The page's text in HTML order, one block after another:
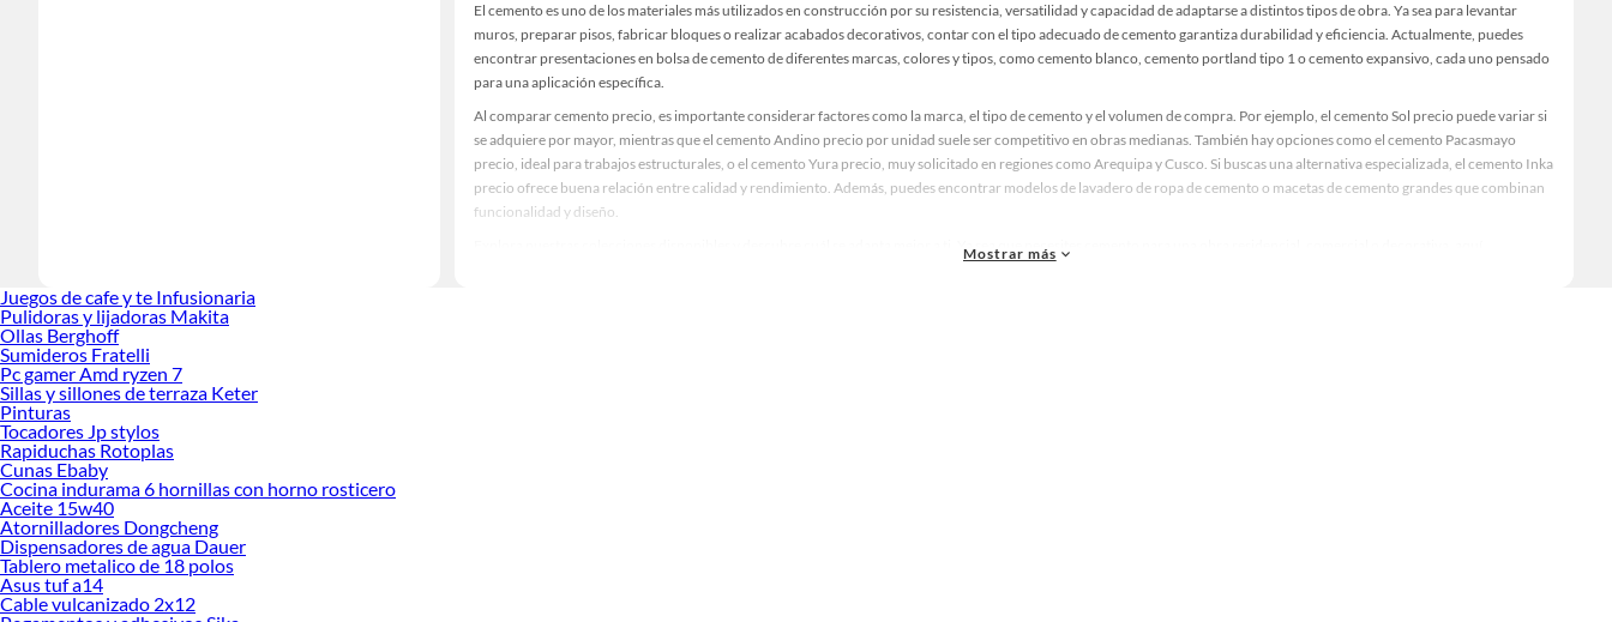
El cemento es uno de los materiales más utilizados en construcción por su resistencia, versatilidad y capacidad de adaptarse a distintos tipos de obra. Ya sea para levantar
muros, preparar pisos, fabricar bloques o realizar acabados decorativos, contar con el tipo adecuado de cemento garantiza durabilidad y eficiencia. Actualmente, puedes
encontrar presentaciones en bolsa de cemento de diferentes marcas, colores y tipos, como cemento blanco, cemento portland tipo 1 o cemento expansivo, cada uno pensado
para una aplicación específica.
Al comparar cemento precio, es importante considerar factores como la marca, el tipo de cemento y el volumen de compra. Por ejemplo, el cemento Sol precio puede variar si
se adquiere por mayor, mientras que el cemento Andino precio por unidad suele ser competitivo en obras medianas. También hay opciones como el cemento Pacasmayo
precio, ideal para trabajos estructurales, o el cemento Yura precio, muy solicitado en regiones como Arequipa y Cusco. Si buscas una alternativa especializada, el cemento Inka
precio ofrece buena relación entre calidad y rendimiento. Además, puedes encontrar modelos de lavadero de ropa de cemento o macetas de cemento grandes que combinan
funcionalidad y diseño.
Explora nuestras colecciones disponibles y descubre cuál se adapta mejor a ti. Ya sea que necesites cemento para una obra residencial, comercial o decorativa, aquí
Mostrar más
Juegos de cafe y te Infusionaria
Pulidoras y lijadoras Makita
Ollas Berghoff
Sumideros Fratelli
Pc gamer Amd ryzen 7
Sillas y sillones de terraza Keter
Pinturas
Tocadores Jp stylos
Rapiduchas Rotoplas
Cunas Ebaby
Cocina indurama 6 hornillas con horno rosticero
Aceite 15w40
Atornilladores Dongcheng
Dispensadores de agua Dauer
Tablero metalico de 18 polos
Asus tuf a14
Cable vulcanizado 2x12